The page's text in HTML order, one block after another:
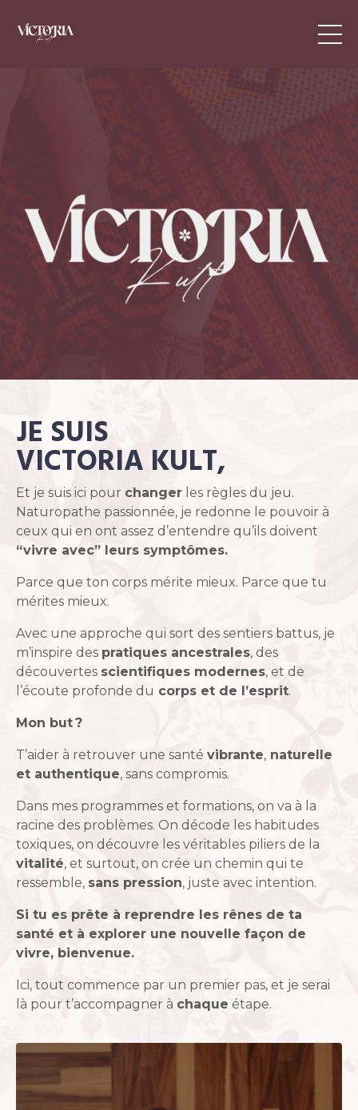
JE SUIS
VICTORIA KULT,
Et je suis ici pour changer les règles du jeu.
Naturopathe passionnée, je redonne le pouvoir à
ceux qui en ont assez d’entendre qu’ils doivent
“vivre avec” leurs symptômes.
Parce que ton corps mérite mieux. Parce que tu
mérites mieux.
Avec une approche qui sort des sentiers battus, je
m’inspire des pratiques ancestrales, des
découvertes scientifiques modernes, et de
l’écoute profonde du corps et de l’esprit.
Mon but ?
T’aider à retrouver une santé vibrante, naturelle
et authentique, sans compromis.
Dans mes programmes et formations, on va à la
racine des problèmes. On décode les habitudes
toxiques, on découvre les véritables piliers de la
vitalité, et surtout, on crée un chemin qui te
ressemble, sans pression, juste avec intention.
Si tu es prête à reprendre les rênes de ta
santé et à explorer une nouvelle façon de
vivre, bienvenue.
Ici, tout commence par un premier pas, et je serai
là pour t’accompagner à chaque étape.